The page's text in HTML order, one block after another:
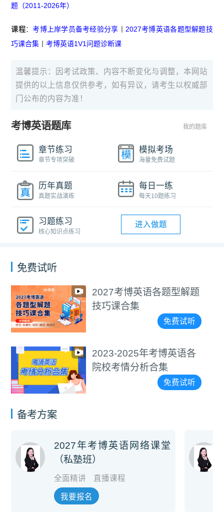
题（2011-2026年）
课程：考博上岸学员备考经验分享
2027考博英语各题型解题技
巧课合集 丨考博英语1V1问题诊断课
温馨提示：因考试政策、内容不断变化与调整，本网站
提供的以上信息仅供参考，如有异议，请考生以权威部
门公布的内容为准！
考博英语题库 我的题库
章节练习
章节专项突破
模拟考场
海量免费试题
历年真题
真题实战演练
每日一练
每天10题练习
习题练习
核心知识点练习
进入做题
免费试听
2027考博英语各题型解题
技巧课合集
免费试听
2023-2025年考博英语各
院校考情分析合集
免费试听
备考方案
2027年考博英语网络课堂
（私塾班）
全面精讲 直播课程
我要报名